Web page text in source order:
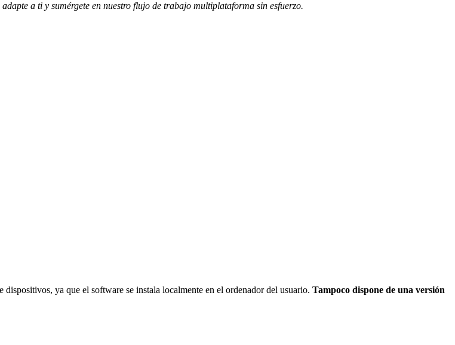
a ti y sumérgete en nuestro flujo de trabajo multiplataforma sin esfuerzo.
dispositivos, ya que el software se instala localmente en el ordenador del usuario. Tampoco dispone de una versión